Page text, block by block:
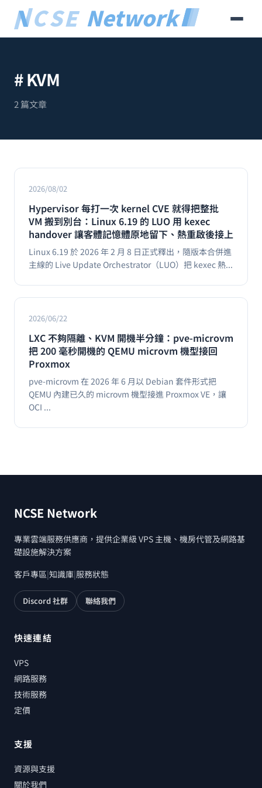
# KVM
2 篇文章
2026/08/02
Hypervisor 每打一次 kernel CVE 就得把整批
VM 搬到別台：Linux 6.19 的 LUO 用 kexec
handover 讓客體記憶體原地留下、熱重啟後接上
Linux 6.19 於 2026 年 2 月 8 日正式釋出，隨版本合併進
主線的 Live Update Orchestrator（LUO）把 kexec 熱...
2026/06/22
LXC 不夠隔離、KVM 開機半分鐘：pve-microvm
把 200 毫秒開機的 QEMU microvm 機型接回
Proxmox
pve-microvm 在 2026 年 6 月以 Debian 套件形式把
QEMU 內建已久的 microvm 機型接進 Proxmox VE，讓
OCI ...
NCSE Network
專業雲端服務供應商，提供企業級 VPS 主機、機房代管及網路基
礎設施解決方案
客戶專區|知識庫|服務狀態
Discord 社群 聯絡我們
快速連結
VPS
網路服務
技術服務
定價
支援
資源與支援
關於我們